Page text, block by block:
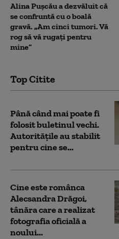
Alina Pușcău a dezvăluit că
se confruntă cu o boală
gravă. „Am cinci tumori. Vă
rog să vă rugați pentru
mine”
Top Citite
Până când mai poate fi
folosit buletinul vechi.
Autoritățile au stabilit
pentru cine se...
Cine este românca
Alecsandra Drăgoi,
tânăra care a realizat
fotografia oficială a
noului...